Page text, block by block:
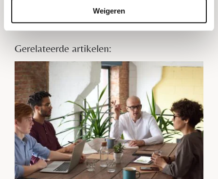
Weigeren
Gerelateerde artikelen: